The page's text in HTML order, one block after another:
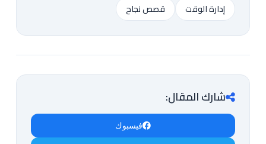
إدارة الوقت
قصص نجاح
شارك المقال:
فيسبوك